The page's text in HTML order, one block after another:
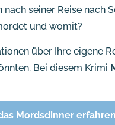
nach seiner Reise
und womit?
über Ihre eigene
Bei diesem Krimi
Mordsdinner